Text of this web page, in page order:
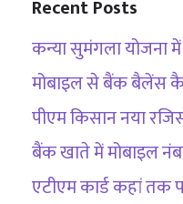
Recent Posts
कन्या सुमंगला योजना
मोबाइल से बैंक बैलेंस
पीएम किसान नया
बैंक खाते में मोबाइल
एटीएम कार्ड कहां